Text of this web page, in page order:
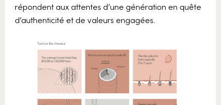
répondent aux attentes d’une génération en quête
d’authenticité et de valeurs engagées.